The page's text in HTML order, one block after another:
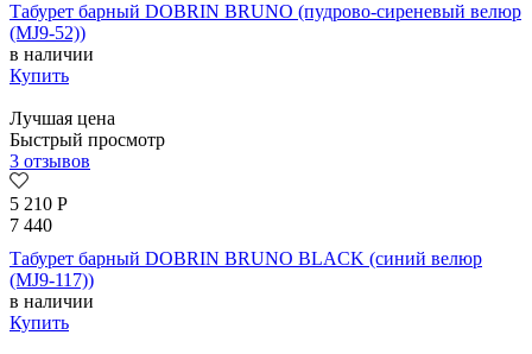
Табурет барный DOBRIN BRUNO (пудрово-сиреневый велюр
(MJ9-52))
в наличии
Купить
Лучшая цена
Быстрый просмотр
3 отзывов
5 210 Р
7 440
Табурет барный DOBRIN BRUNO BLACK (синий велюр
(MJ9-117))
в наличии
Купить